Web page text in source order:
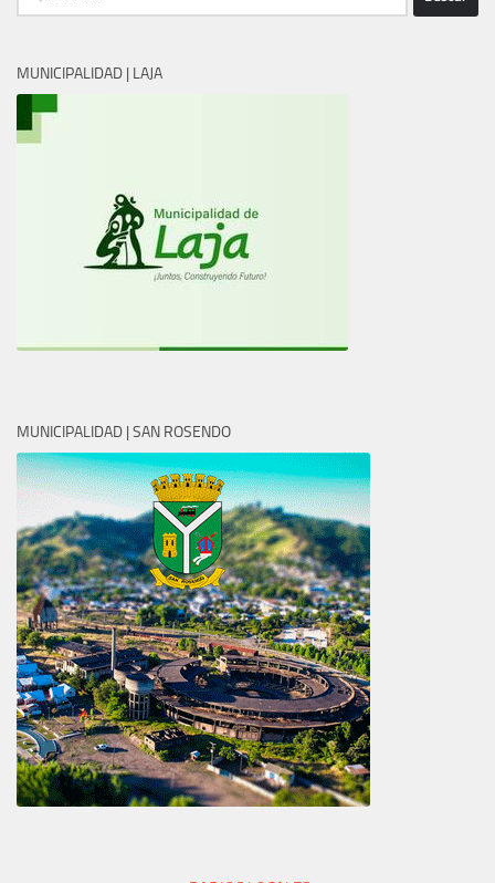
MUNICIPALIDAD | LAJA
MUNICIPALIDAD | SAN ROSENDO